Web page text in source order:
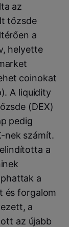
az
tőzsde
a
helyette
coinokat
A liquidity
(DEX)
pedig
nek számít.
elindította a
a
és forgalom
a
az újabb